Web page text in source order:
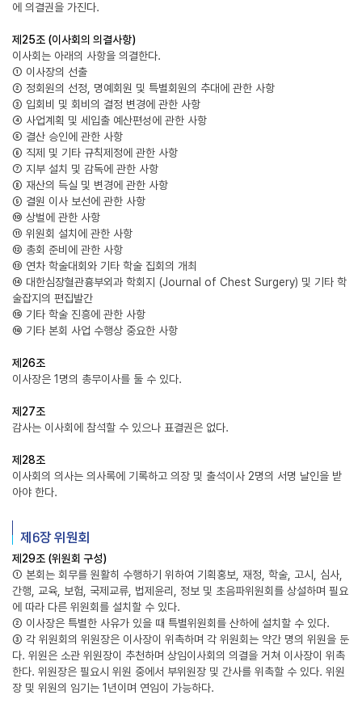
에 의결권을 가진다.
제25조 (이사회의 의결사항)
이사회는 아래의 사항을 의결한다.
① 이사장의 선출
② 정회원의 선정, 명예회원 및 특별회원의 추대에 관한 사항
③ 입회비 및 회비의 결정 변경에 관한 사항
④ 사업계획 및 세입출 예산편성에 관한 사항
⑤ 결산 승인에 관한 사항
⑥ 직제 및 기타 규칙제정에 관한 사항
⑦ 지부 설치 및 감독에 관한 사항
⑧ 재산의 득실 및 변경에 관한 사항
⑨ 결원 이사 보선에 관한 사항
⑩ 상벌에 관한 사항
⑪ 위원회 설치에 관한 사항
⑫ 총회 준비에 관한 사항
⑬ 연차 학술대회와 기타 학술 집회의 개최
⑭ 대한심장혈관흉부외과 학회지 (Journal of Chest Surgery) 및 기타 학
술잡지의 편집발간
⑮ 기타 학술 진흥에 관한 사항
⑯ 기타 본회 사업 수행상 중요한 사항
제26조
이사장은 1명의 총무이사를 둘 수 있다.
제27조
감사는 이사회에 참석할 수 있으나 표결권은 없다.
제28조
이사회의 의사는 의사록에 기록하고 의장 및 출석이사 2명의 서명 날인을 받
아야 한다.
제6장 위원회
제29조 (위원회 구성)
① 본회는 회무를 원활히 수행하기 위하여 기획홍보, 재정, 학술, 고시, 심사,
간행, 교육, 보험, 국제교류, 법제윤리, 정보 및 초음파위원회를 상설하며 필요
에 따라 다른 위원회를 설치할 수 있다.
② 이사장은 특별한 사유가 있을 때 특별위원회를 산하에 설치할 수 있다.
③ 각 위원회의 위원장은 이사장이 위촉하며 각 위원회는 약간 명의 위원을 둔
다. 위원은 소관 위원장이 추천하며 상임이사회의 의결을 거쳐 이사장이 위촉
한다. 위원장은 필요시 위원 중에서 부위원장 및 간사를 위촉할 수 있다. 위원
장 및 위원의 임기는 1년이며 연임이 가능하다.